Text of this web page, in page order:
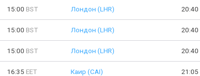
15:00 BST Лондон (LHR) 20:40
15:00 BST Лондон (LHR) 20:40
15:00 BST Лондон (LHR) 20:40
16:35 EET Каир (CAI) 21:05